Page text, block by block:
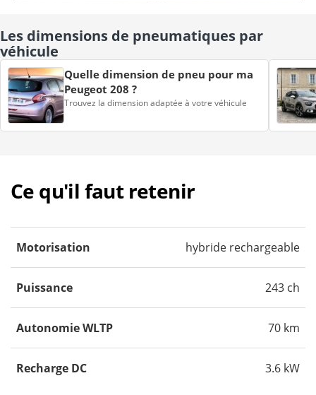
Les dimensions de pneumatiques par
véhicule
Quelle dimension de pneu pour ma
Peugeot 208 ?
Trouvez la dimension adaptée à votre véhicule
Ce qu'il faut retenir
Motorisation hybride rechargeable
Puissance 243 ch
Autonomie WLTP 70 km
Recharge DC 3.6 kW